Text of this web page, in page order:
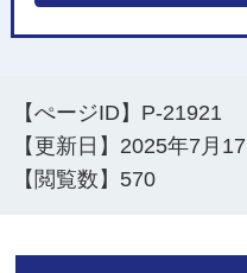
【ぺージID】 P-21921
【更新日】 2025年7月
【閲覧数】 570